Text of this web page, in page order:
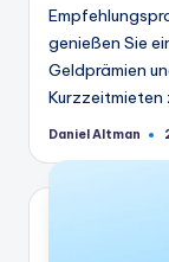
genießen Sie
Geldprämien
Kurzzeitmieten
Geschrieben
Daniel Altman